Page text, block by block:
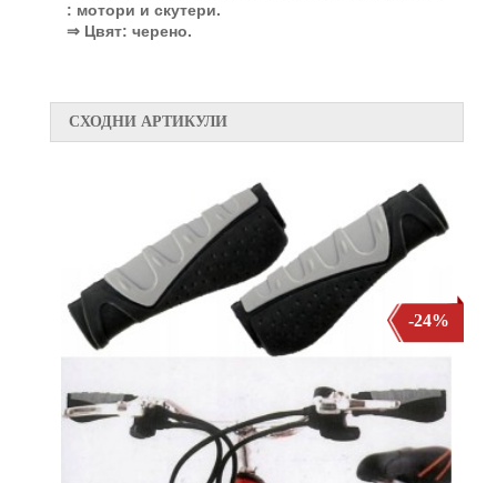
: мотори и скутери.
⇒ Цвят: черено.
СХОДНИ АРТИКУЛИ
-24%